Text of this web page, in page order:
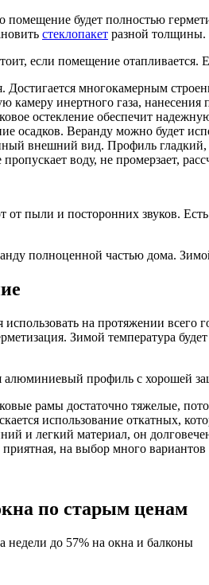
помещение будет полностью
стеклопакет разной толщины.
если помещение отапливается.
Достигается многокамерным
камеру инертного газа,
остекление обеспечит
осадков. Веранду можно будет
внешний вид. Профиль
воду, не промерзает,
пыли и посторонних звуков.
полноценной частью дома.
использовать на протяжении
Зимой температура
алюминиевый профиль с хорошей
рамы достаточно тяжелые,
использование откатных,
и легкий материал, он
на выбор много
по старым ценам
недели до 57% на окна и балконы